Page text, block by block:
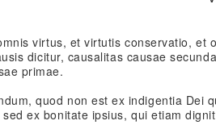
virtus, et virtutis conservatio, et
dicitur, causalitas causae
primae.
quod non est ex indigentia Dei
ex bonitate ipsius, qui etiam